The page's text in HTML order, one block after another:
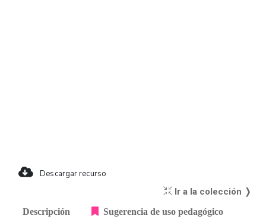
Descargar recurso
Ir a la colección ❭
Descripción Sugerencia de uso pedagógico